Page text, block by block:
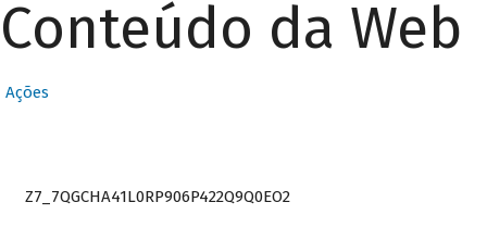
Conteúdo da Web
Ações
Z7_7QGCHA41L0RP906P422Q9Q0EO2